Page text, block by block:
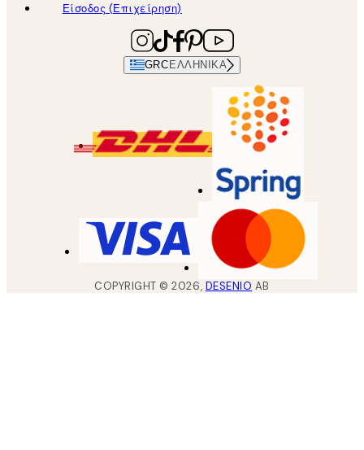
Είσοδος (Επιχείρηση)
GRC ΕΛΛΗΝΙΚΆ
COPYRIGHT ©2026, DESENIO AB